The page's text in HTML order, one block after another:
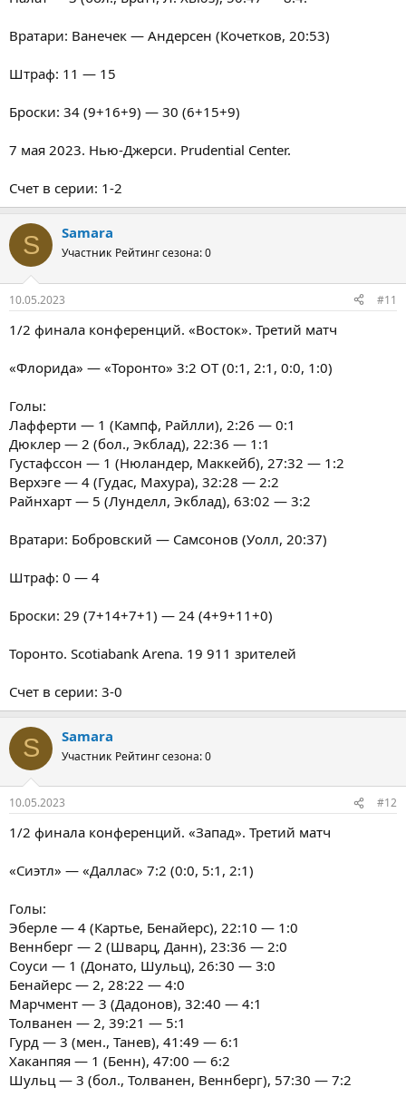
Вратари: Ванечек — Андерсен (Кочетков, 20:53)
Штраф: 11 — 15
Броски: 34 (9+16+9) — 30 (6+15+9)
7 мая 2023. Нью-Джерси. Prudential Center.
Счет в серии: 1-2
S Samara
Участник Рейтинг сезона: 0
10.05.2023 #11
1/2 финала конференций. «Восток». Третий матч
«Флорида» — «Торонто» 3:2 ОТ (0:1, 2:1, 0:0, 1:0)
Голы:
Лафферти — 1 (Кампф, Райлли), 2:26 — 0:1
Дюклер — 2 (бол., Экблад), 22:36 — 1:1
Густафссон — 1 (Нюландер, Маккейб), 27:32 — 1:2
Верхэге — 4 (Гудас, Махура), 32:28 — 2:2
Райнхарт — 5 (Лунделл, Экблад), 63:02 — 3:2
Вратари: Бобровский — Самсонов (Уолл, 20:37)
Штраф: 0 — 4
Броски: 29 (7+14+7+1) — 24 (4+9+11+0)
Торонто. Scotiabank Arena. 19 911 зрителей
Счет в серии: 3-0
S Samara
Участник Рейтинг сезона: 0
10.05.2023 #12
1/2 финала конференций. «Запад». Третий матч
«Сиэтл» — «Даллас» 7:2 (0:0, 5:1, 2:1)
Голы:
Эберле — 4 (Картье, Бенайерс), 22:10 — 1:0
Веннберг — 2 (Шварц, Данн), 23:36 — 2:0
Соуси — 1 (Донато, Шульц), 26:30 — 3:0
Бенайерс — 2, 28:22 — 4:0
Марчмент — 3 (Дадонов), 32:40 — 4:1
Толванен — 2, 39:21 — 5:1
Гурд — 3 (мен., Танев), 41:49 — 6:1
Хаканпяя — 1 (Бенн), 47:00 — 6:2
Шульц — 3 (бол., Толванен, Веннберг), 57:30 — 7:2